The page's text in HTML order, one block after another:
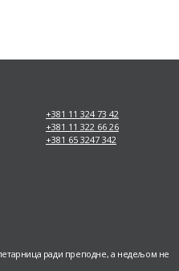
+381 11 324 73 42
+381 11 322 66 26
+381 65 3247 342
ради преподне, а недељом не